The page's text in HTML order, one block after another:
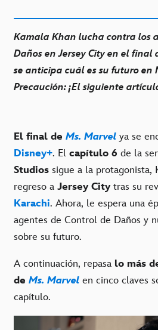
Kamala Khan lucha contra los
Daños en Jersey City en el final
se anticipa cuál es su futuro en
Precaución: ¡El siguiente
El final de Ms. Marvel ya se
Disney+. El capítulo 6 de la
Studios sigue a la protagonista,
regreso a Jersey City tras su
Karachi. Ahora, le espera una
agentes de Control de Daños y
sobre su futuro.
A continuación, repasa lo más
de Ms. Marvel en cinco claves
capítulo.